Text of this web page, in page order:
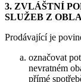
3. ZVLÁŠTNÍ
SLUŽEB Z
Prodávající je
označovat
nevratném
přímé